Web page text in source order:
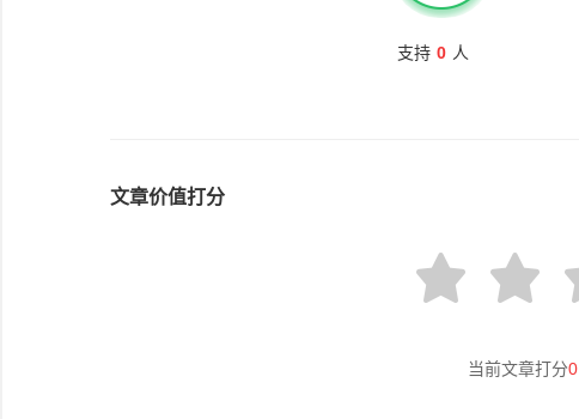
支持 0 人
文章价值打分
当前文章打分0